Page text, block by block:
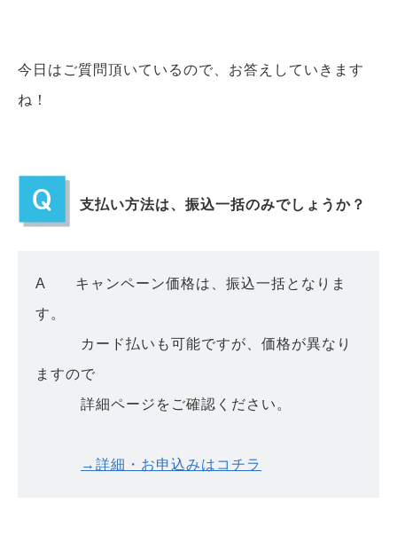
今日はご質問頂いているので、お答えしていきます
ね！
支払い方法は、振込一括のみでしょうか？
A キャンペーン価格は、振込一括となりま
す。
カード払いも可能ですが、価格が異なり
ますので
詳細ページをご確認ください。
→詳細・お申込みはコチラ